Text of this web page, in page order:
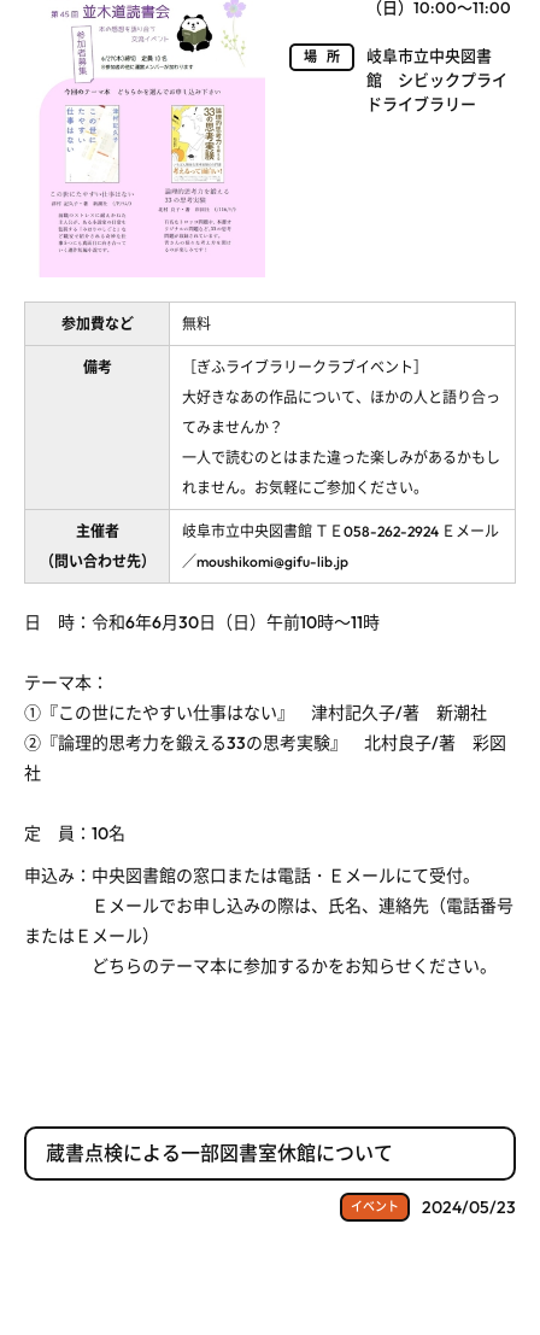
（日）10:00～11:00
場所
岐阜市立中央図書
館 シビックプライ
ドライブラリー
参加費など 無料
備考
［ぎふライブラリークラブイベント］
大好きなあの作品について、ほかの人と語り合っ
てみませんか？
一人で読むのとはまた違った楽しみがあるかもし
れません。お気軽にご参加ください。
主催者
（問い合わせ先）
岐阜市立中央図書館 ＴＥ058-262-2924 Ｅメール
／moushikomi@gifu-lib.jp
日 時：令和6年6月30日（日）午前10時～11時
テーマ本：
①『この世にたやすい仕事はない』 津村記久子/著 新潮社
②『論理的思考力を鍛える33の思考実験』 北村良子/著 彩図
社
定 員： 10名
申込み：中央図書館の窓口または電話・Ｅメールにて受付。
Ｅメールでお申し込みの際は、氏名、連絡先（電話番号
またはＥメール）
どちらのテーマ本に参加するかをお知らせください。
蔵書点検による一部図書室休館について
イベント 2024/05/23